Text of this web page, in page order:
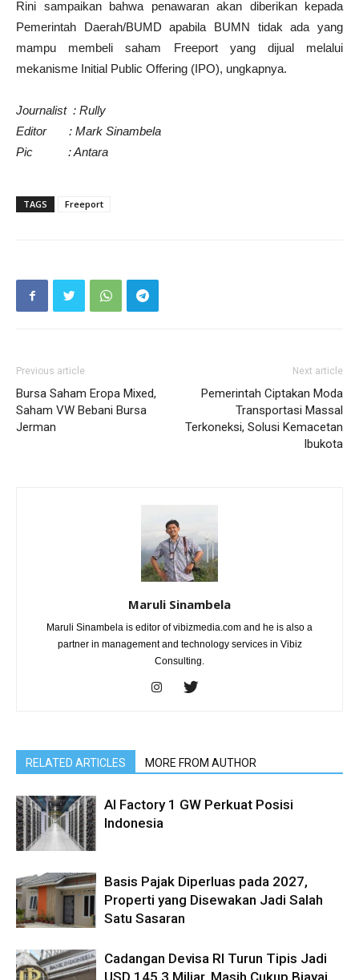
Rini sampaikan bahwa penawaran akan diberikan kepada
Pemerintah Daerah/BUMD apabila BUMN tidak ada yang
mampu membeli saham Freeport yang dijual melalui
mekanisme Initial Public Offering (IPO), ungkapnya.
Journalist : Rully
Editor : Mark Sinambela
Pic : Antara
TAGS Freeport
Previous article
Bursa Saham Eropa Mixed,
Saham VW Bebani Bursa
Jerman
Next article
Pemerintah Ciptakan Moda
Transportasi Massal
Terkoneksi, Solusi Kemacetan
Ibukota
Maruli Sinambela
Maruli Sinambela is editor of vibizmedia.com and he is also a
partner in management and technology services in Vibiz
Consulting.
RELATED ARTICLES MORE FROM AUTHOR
AI Factory 1 GW Perkuat Posisi
Indonesia
Basis Pajak Diperluas pada 2027,
Properti yang Disewakan Jadi Salah
Satu Sasaran
Cadangan Devisa RI Turun Tipis Jadi